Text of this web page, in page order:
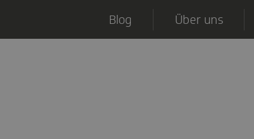
Blog Über uns